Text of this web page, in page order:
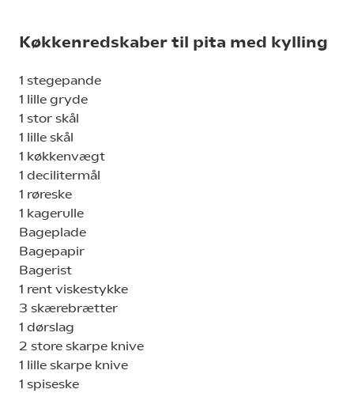
Køkkenredskaber til pita med kylling
1 stegepande
1 lille gryde
1 stor skål
1 lille skål
1 køkkenvægt
1 decilitermål
1 røreske
1 kagerulle
Bageplade
Bagepapir
Bagerist
1 rent viskestykke
3 skærebrætter
1 dørslag
2 store skarpe knive
1 lille skarpe knive
1 spiseske